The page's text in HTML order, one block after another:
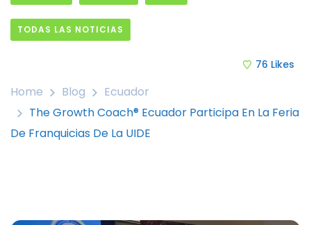
TODAS LAS NOTICIAS
76 Likes
Home Blog
Ecuador
The Growth Coach® Ecuador Participa En La Feria
De Franquicias De La UIDE